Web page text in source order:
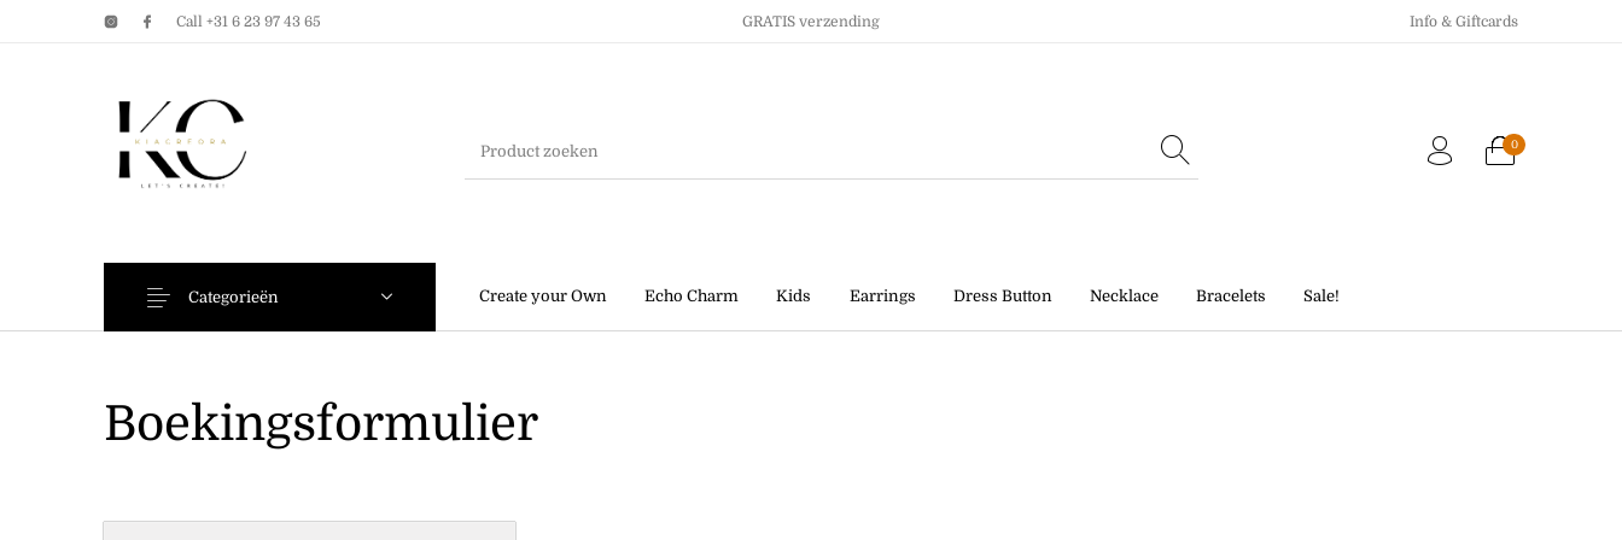
Call +31 6 23 97 43 65 GRATIS verzending Info & Giftcards
0
Create your Own Echo Charm Kids Earrings Dress Button Necklace Bracelets Sale!
Categorieën
Earrings Bracelets
Boekingsformulier